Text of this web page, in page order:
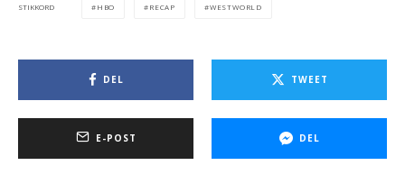
STIKKORD HBO RECAP WESTWORLD
DEL TWEET
E-POST DEL